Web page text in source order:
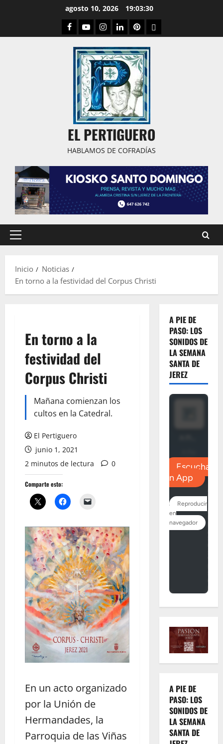
agosto 10, 2026 19:03:31
Facebook
YoutubeInstagram
LinkedPinterestDribbble
EL PERTIGUERO
HABLAMOS DE COFRADÍAS
Menú
Inicio
Noticias
En torno a la festividad del Corpus Christi
En torno a la
festividad del
Corpus Christi
Mañana comienzan los
cultos en la Catedral.
El Pertiguero
junio 1, 2021
2 minutos de lectura
0
Comparte esto:
En un acto organizado
por la Unión de
Hermandades, la
Parroquia de las Viñas
A PIE DE
PASO: LOS
SONIDOS DE
LA SEMANA
SANTA DE
JEREZ
A PIE DE
PASO: LOS
SONIDOS DE
LA SEMANA
SANTA DE